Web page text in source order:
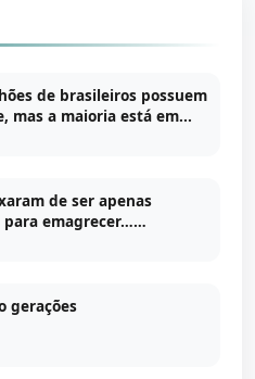
de brasileiros possuem
mas a maioria está em...
de ser apenas
para emagrecer……
gerações